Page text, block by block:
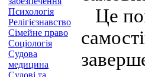
Психологія
Релігієзнавство
Сімейне право
Соціологія
Судова
медицина
Судові та
Це